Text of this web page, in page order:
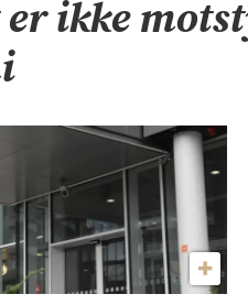
ikke